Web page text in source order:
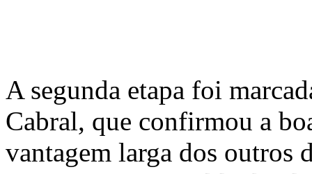
A segunda etapa foi
Cabral, que confirmou a
vantagem larga dos outros